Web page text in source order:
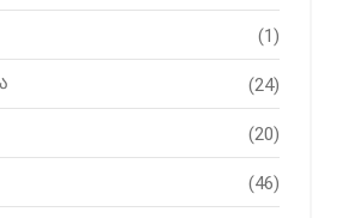
(1)
(24)
(20)
(46)